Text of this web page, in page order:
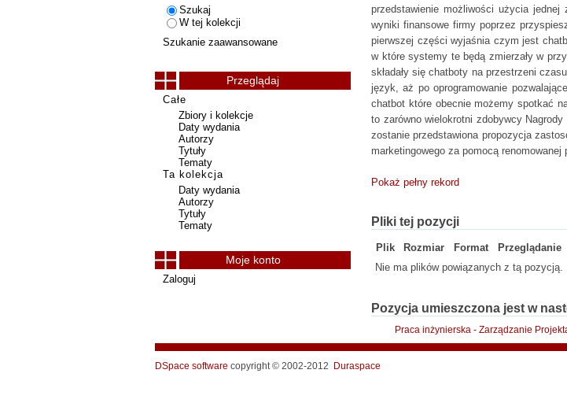
przedstawienie możliwości użycia
wyniki finansowe firmy poprzez
pierwszej części wyjaśnia czym jest
w które systemy te będą zmierzały w
składały się chatboty na przestrzeni
język, aż po oprogramowanie
chatbot które obecnie możemy spotkać
to zarówno wielokrotni zdobywcy
zostanie przedstawiona propozycja
marketingowego za pomocą renomowanej
Pokaż pełny rekord
Pliki tej pozycji
Plik Rozmiar Format
Przeglądanie
Nie ma plików powiązanych z tą pozycją.
Pozycja umieszczona jest w
Praca inżynierska - Zarządzanie
Szukaj
W tej kolekcji
Szukanie zaawansowane
Przeglądaj
Całe
Zbiory i kolekcje
Daty wydania
Autorzy
Tytuły
Tematy
Ta kolekcja
Daty wydania
Autorzy
Tytuły
Tematy
Moje konto
Zaloguj
DSpace software copyright © 2002-2012 Duraspace